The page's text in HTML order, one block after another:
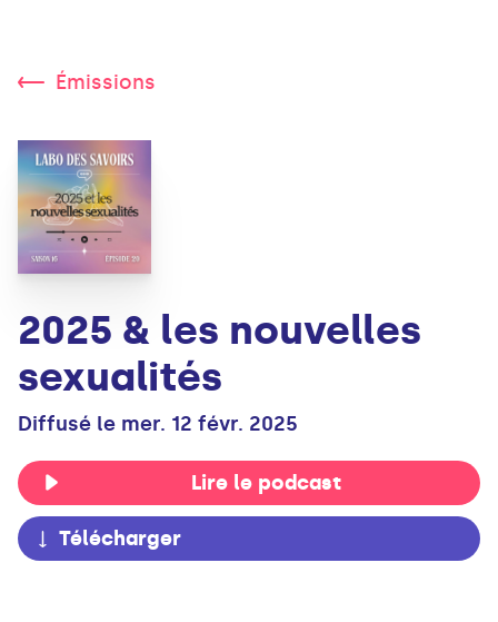
Émissions
2025 & les nouvelles
sexualités
Diffusé le mer. 12 févr. 2025
Lire le podcast
Télécharger